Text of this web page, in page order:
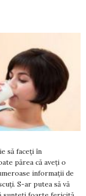
să faceți în
părea că aveți o
informații de
S-ar putea să vă